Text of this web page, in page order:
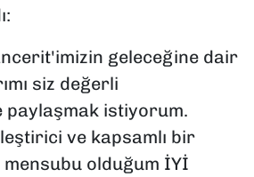
geleceğine dair
siz değerli
paylaşmak istiyorum.
ve kapsamlı bir
olduğum İYİ